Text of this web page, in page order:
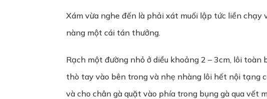
Xám vừa nghe đến là phải xát muối lập tức liền chạy
nàng một cái tán thưởng.
Rạch một đường nhỏ ở diều khoảng 2 – 3cm, lôi toàn
thò tay vào bên trong và nhẹ nhàng lôi hết nội tạng
và cho chân gà quặt vào phía trong bụng gà qua vết